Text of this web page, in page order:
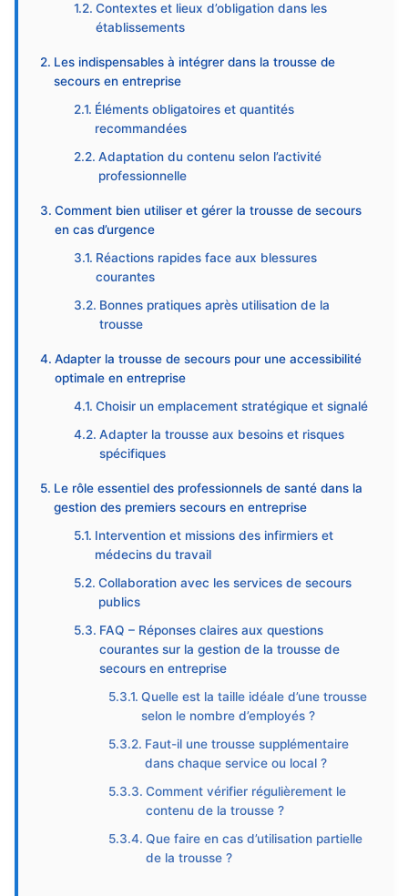
Contextes et lieux d’obligation dans les
établissements
Les indispensables à intégrer dans la trousse de
secours en entreprise
Éléments obligatoires et quantités
recommandées
Adaptation du contenu selon l’activité
professionnelle
Comment bien utiliser et gérer la trousse de secours
en cas d’urgence
Réactions rapides face aux blessures
courantes
Bonnes pratiques après utilisation de la
trousse
Adapter la trousse de secours pour une accessibilité
optimale en entreprise
Choisir un emplacement stratégique et signalé
Adapter la trousse aux besoins et risques
spécifiques
Le rôle essentiel des professionnels de santé dans la
gestion des premiers secours en entreprise
Intervention et missions des infirmiers et
médecins du travail
Collaboration avec les services de secours
publics
FAQ – Réponses claires aux questions
courantes sur la gestion de la trousse de
secours en entreprise
Quelle est la taille idéale d’une trousse
selon le nombre d’employés ?
Faut-il une trousse supplémentaire
dans chaque service ou local ?
Comment vérifier régulièrement le
contenu de la trousse ?
Que faire en cas d’utilisation partielle
de la trousse ?